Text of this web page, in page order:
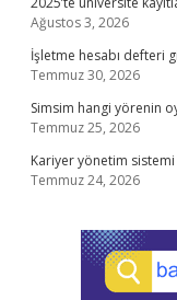
Ağustos 3, 2026
İşletme hesabı defteri
Temmuz 30, 2026
Simsim hangi yörenin
Temmuz 25, 2026
Kariyer yönetim
Temmuz 24, 2026